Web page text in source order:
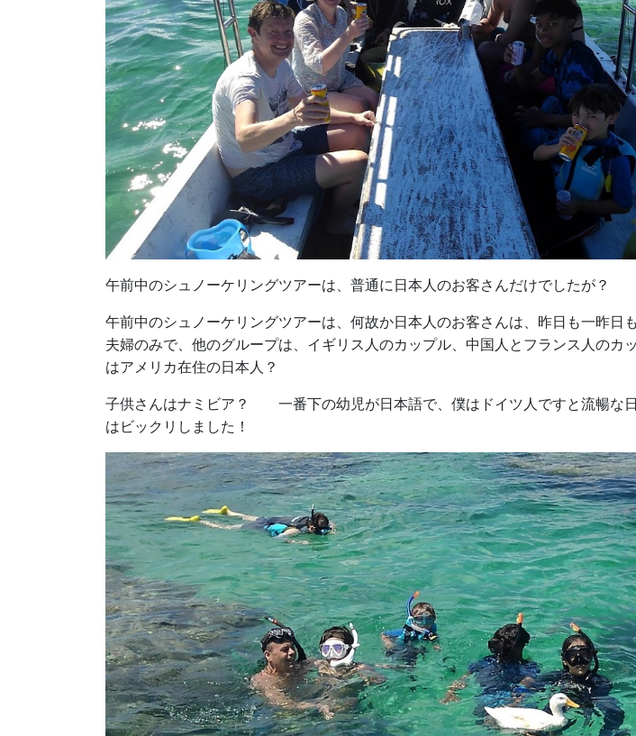
午前中のシュノーケリングツアーは、普通に日本人のお客さんだけでしたが？
午前中のシュノーケリングツアーは、何故か日本人のお客さんは、昨日も一昨日
夫婦のみで、他のグループは、イギリス人のカップル、中国人とフランス人のカ
はアメリカ在住の日本人？
子供さんはナミビア？ 一番下の幼児が日本語で、僕はドイツ人ですと流暢な
はビックリしました！